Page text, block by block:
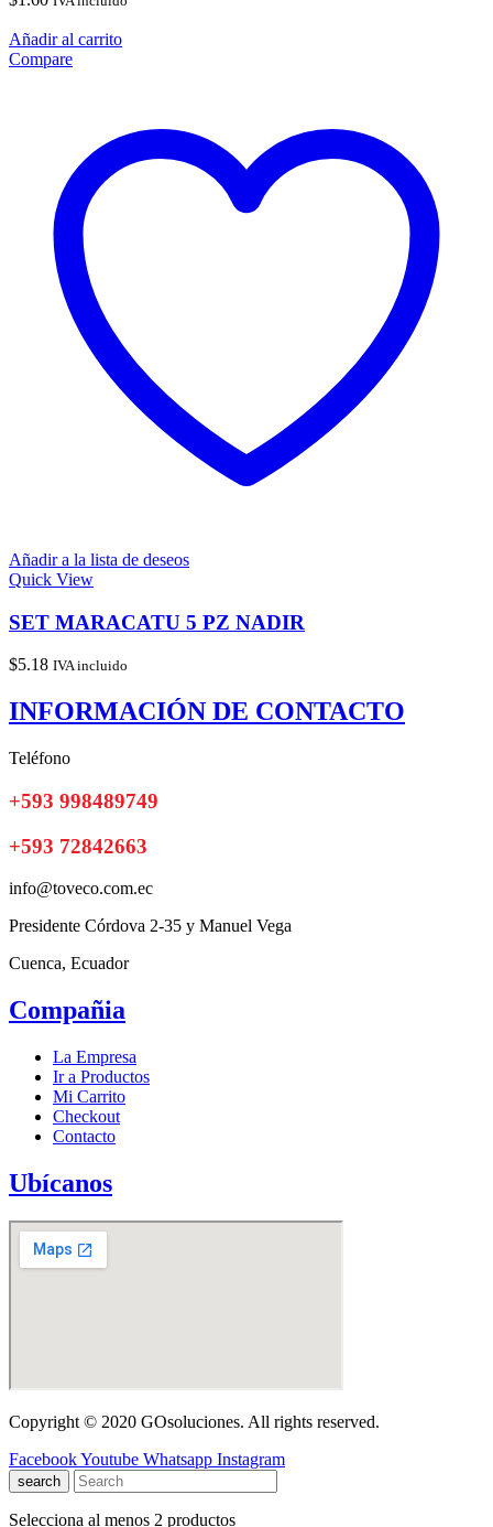
Añadir al carrito
Compare
Añadir a la lista de deseos
Quick View
SET MARACATU 5 PZ NADIR
$5.18 IVA incluido
INFORMACIÓN DE CONTACTO
Teléfono
+593 998489749
+593 72842663
info@toveco.com.ec
Presidente Córdova 2-35 y Manuel Vega
Cuenca, Ecuador
Compañia
La Empresa
Ir a Productos
Mi Carrito
Checkout
Contacto
Ubícanos
Copyright © 2020 GOsoluciones. All rights reserved.
FacebookYoutube Whatsapp Instagram
search
Selecciona al menos 2 productos